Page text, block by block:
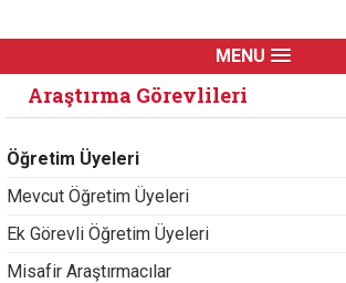
MENU
Araştırma Görevlileri
Öğretim Üyeleri
Mevcut Öğretim Üyeleri
Ek Görevli Öğretim Üyeleri
Misafir Araştırmacılar